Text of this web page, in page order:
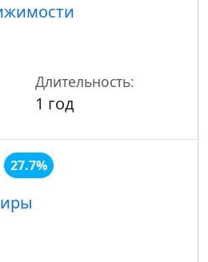
Длительность:
1 год
27.7%